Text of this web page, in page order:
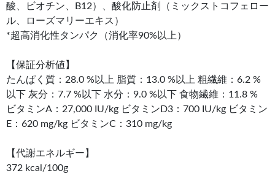
酸、ビオチン、B12）、酸化防止剤（ミックストコフェロー
ル、ローズマリーエキス）
*超高消化性タンパク（消化率90%以上）
【保証分析値】
たんぱく質：28.0 %以上 脂質：13.0 %以上 粗繊維：6.2 %
以下 灰分：7.7 %以下 水分：9.0 %以下 食物繊維：11.8 %
ビタミンA：27,000 IU/kg ビタミンD3：700 IU/kg ビタミン
E：620 mg/kg ビタミンC：310 mg/kg
【代謝エネルギー】
372 kcal/100g